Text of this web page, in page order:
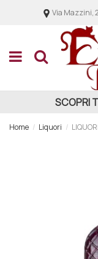
Via Mazzini,
SCOPRI
Home Liquori